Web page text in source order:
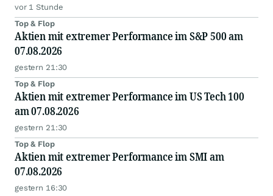
vor 1 Stunde
Top & Flop
Aktien mit extremer Performance im S&P 500 am
07.08.2026
gestern 21:30
Top & Flop
Aktien mit extremer Performance im US Tech 100
am 07.08.2026
gestern 21:30
Top & Flop
Aktien mit extremer Performance im SMI am
07.08.2026
gestern 16:30